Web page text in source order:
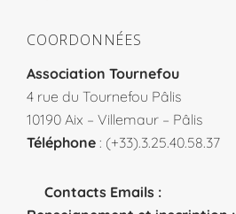
COORDONNÉES
Association Tournefou
4 rue du Tournefou Pâlis
10190 Aix – Villemaur – Pâlis
Téléphone : (+33).3.25.40.58.37
Contacts Emails :